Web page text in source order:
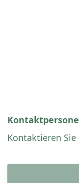
Kontaktieren